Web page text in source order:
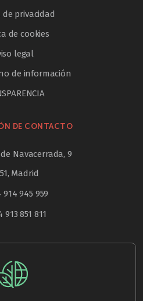
privacidad
de cookies
legal
de información
DE CONTACTO
Navacerrada, 9
Madrid
914 945 959
913 851 811